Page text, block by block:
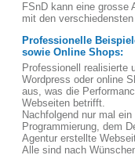
FSnD kann eine grosse
mit den
Professionelle
sowie Online Shops:
Professionell realisierte
Wordpress oder online
aus, was die
Webseiten betrifft.
Nachfolgend nur mal
Programmierung, dem
Agentur erstellte
Alle sind nach